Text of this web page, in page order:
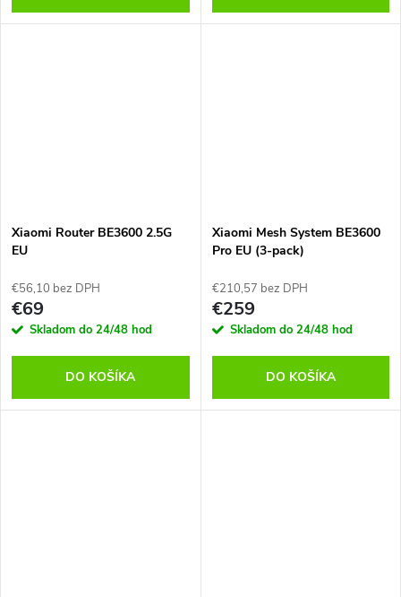
Xiaomi Router BE3600 2.5G
EU
€56,10 bez DPH
€69
Skladom do 24/48 hod
DO KOŠÍKA
Xiaomi Mesh System BE3600
Pro EU (3-pack)
€210,57 bez DPH
€259
Skladom do 24/48 hod
DO KOŠÍKA